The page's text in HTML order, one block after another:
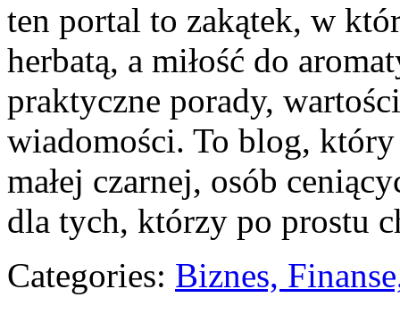
ten portal to zakątek, w
herbatą, a miłość do
praktyczne porady,
wiadomości. To blog,
małej czarnej, osób
dla tych, którzy po prostu
Categories: Biznes,